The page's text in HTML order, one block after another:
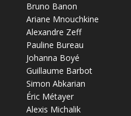
Bruno Banon
Ariane Mnouchkine
Alexandre Zeff
Pauline Bureau
Johanna Boyé
Guillaume Barbot
Simon Abkarian
Éric Métayer
Alexis Michalik